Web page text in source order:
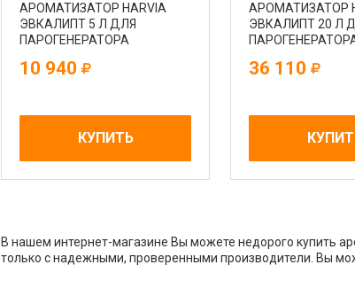
АРОМАТИЗАТОР HARVIA
ЭВКАЛИПТ 5 Л ДЛЯ
ПАРОГЕНЕРАТОРА
10 940
КУПИТЬ
АРОМАТИЗАТОР
ЭВКАЛИПТ 20 Л
36 110
В нашем интернет-магазине Вы можете недорого купить
только с надежными, проверенными производители. Вы